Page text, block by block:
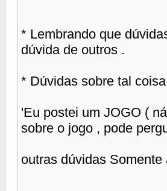
* Lembrando que
dúvida de outros .
* Dúvidas sobre tal
'Eu postei um JOGO (
sobre o jogo , pode
outras dúvidas Somente